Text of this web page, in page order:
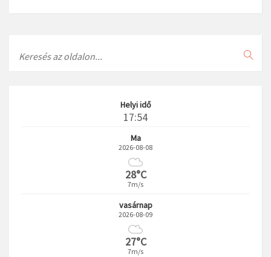
Helyi idő
17:54
Ma
2026-08-08
28°C
7m/s
vasárnap
2026-08-09
27°C
7m/s